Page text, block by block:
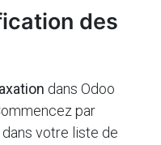
des
dans Odoo
par
votre liste de